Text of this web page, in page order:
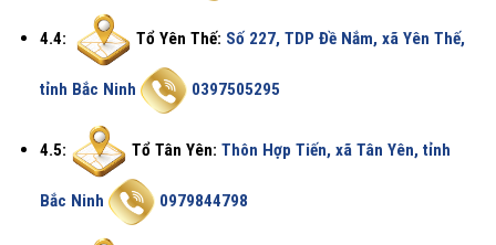
4.4: Tổ Yên Thế: Số 227, TDP Đề Nắm, xã Yên Thế,
tỉnh Bắc Ninh 0397505295
4.5: Tổ Tân Yên: Thôn Hợp Tiến, xã Tân Yên, tỉnh
Bắc Ninh 0979844798